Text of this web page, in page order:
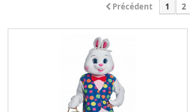
Précédent 1 2